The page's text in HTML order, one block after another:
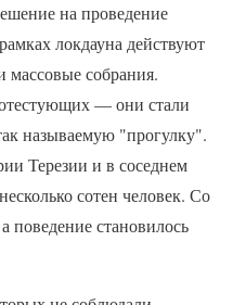
на проведение
локдауна действуют
массовые собрания.
— они стали
​​называемую "прогулку".
Терезии и в соседнем
сотен человек. Со
поведение становилось